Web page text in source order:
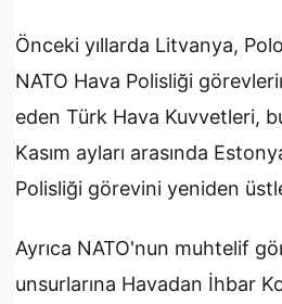
Önceki yıllarda Litvanya,
NATO Hava Polisliği
eden Türk Hava Kuvvetleri,
Kasım ayları arasında
Polisliği görevini yeniden
Ayrıca NATO'nun muhtelif
unsurlarına Havadan İhbar